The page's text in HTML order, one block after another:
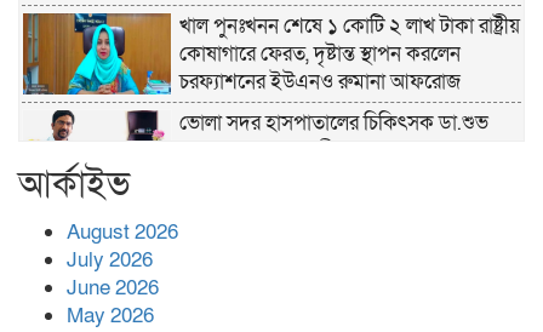
খাল পুনঃখনন শেষে ১ কোটি ২ লাখ টাকা রাষ্ট্রীয়
কোষাগারে ফেরত, দৃষ্টান্ত স্থাপন করলেন
চরফ্যাশনের ইউএনও রুমানা আফরোজ
ভোলা সদর হাসপাতালের চিকিৎসক ডা.শুভ
আর্কাইভ
August 2026
July 2026
June 2026
May 2026